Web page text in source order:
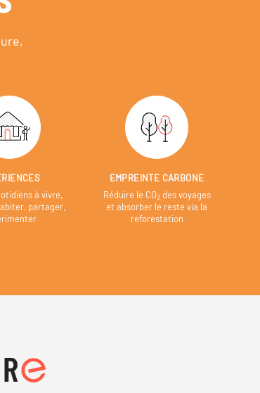
à vivre,
partager,
EMPREINTE CARBONE
Réduire le CO2des voyages
et absorber le reste via la
reforestation